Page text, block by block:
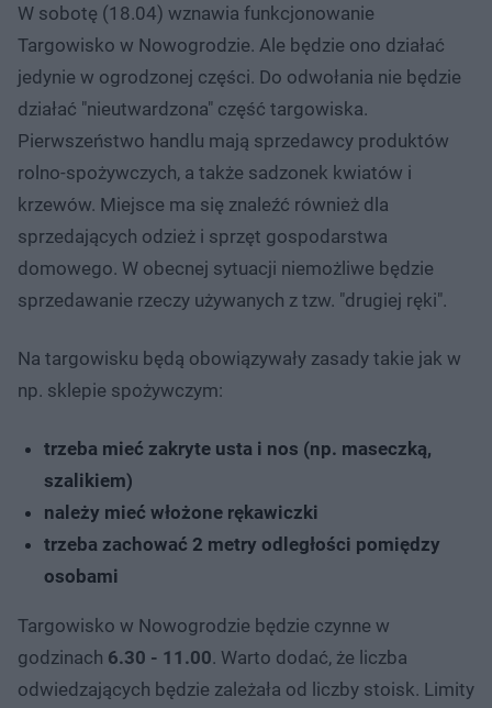
W sobotę (18.04) wznawia funkcjonowanie
Targowisko w Nowogrodzie. Ale będzie ono działać
jedynie w ogrodzonej części. Do odwołania nie będzie
działać "nieutwardzona" część targowiska.
Pierwszeństwo handlu mają sprzedawcy produktów
rolno-spożywczych, a także sadzonek kwiatów i
krzewów. Miejsce ma się znaleźć również dla
sprzedających odzież i sprzęt gospodarstwa
domowego. W obecnej sytuacji niemożliwe będzie
sprzedawanie rzeczy używanych z tzw. "drugiej ręki".
Na targowisku będą obowiązywały zasady takie jak w
np. sklepie spożywczym:
trzeba mieć zakryte usta i nos (np. maseczką,
szalikiem)
należy mieć włożone rękawiczki
trzeba zachować 2 metry odległości pomiędzy
osobami
Targowisko w Nowogrodzie będzie czynne w
godzinach 6.30 - 11.00. Warto dodać, że liczba
odwiedzających będzie zależała od liczby stoisk. Limity